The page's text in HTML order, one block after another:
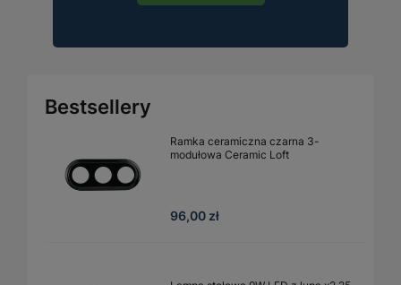
Bestsellery
Ramka ceramiczna czarna 3-
modułowa Ceramic Loft
96,00 zł